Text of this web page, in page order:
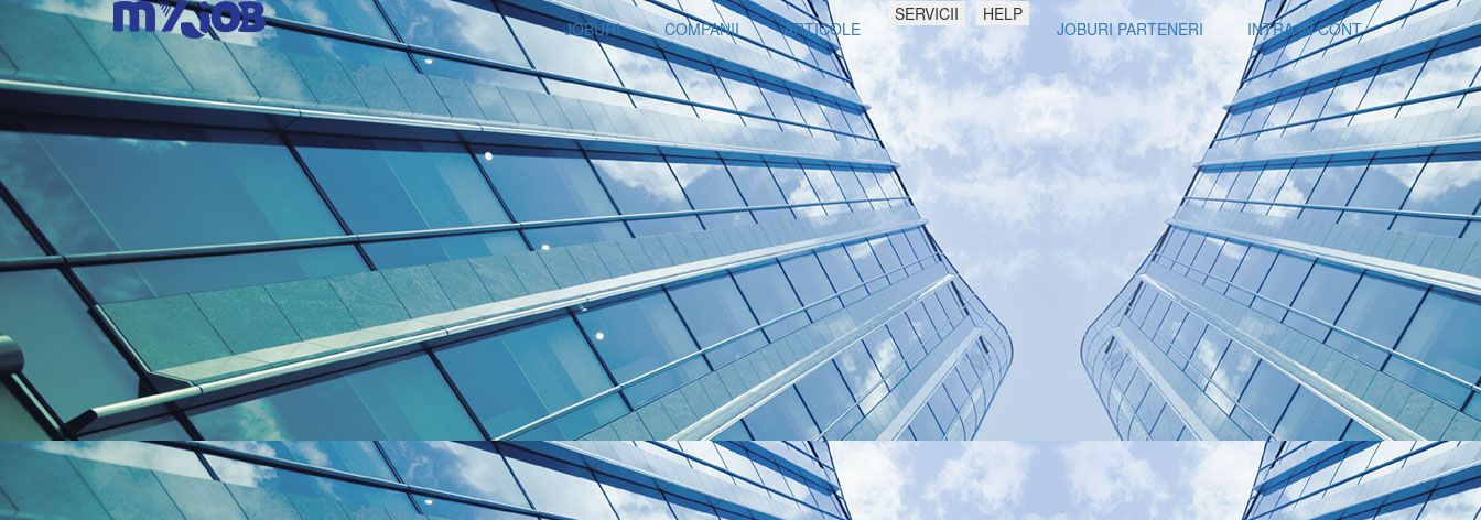
JOBURI COMPANII ARTICOLE
SERVICII HELP
JOBURI PARTENERI INTRA IN CONT